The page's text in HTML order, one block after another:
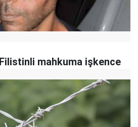
mahkuma işkence